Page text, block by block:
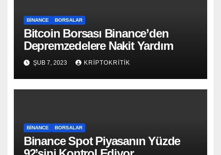
BINANCE BORSALAR
Bitcoin Borsası Binance’den
Depremzedelere Nakit Yardım
ŞUB 7, 2023 KRIPTOKRITIK
BINANCE BORSALAR
Binance Spot Piyasanın Yüzde